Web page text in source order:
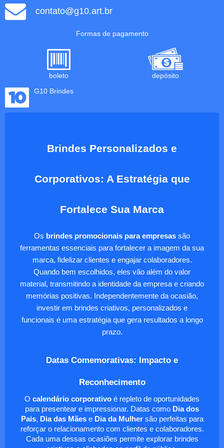
contato@g10.art.br
Formas de pagamento
boleto
depósito
G10 Brindes
Brindes Personalizados e
Corporativos: A Estratégia que
Fortalece Sua Marca
Os brindes promocionais para empresas são
ferramentas essenciais para fortalecer a imagem da sua
marca, fidelizar clientes e engajar colaboradores.
Quando bem escolhidos, eles vão além do valor
material, transmitindo a identidade da empresa e criando
memórias positivas. Independentemente da ocasião,
investir em brindes criativos, personalizados e
funcionais é uma estratégia que gera resultados a longo
prazo.
Datas Comemorativas: Impacto e
Reconhecimento
O calendário corporativo é repleto de oportunidades
para presentear e impressionar. Datas como Dia dos
Pais, Dia das Mãese Dia da Mulhersão perfeitas para
reforçar o relacionamento com clientes e colaboradores.
Cada uma dessas ocasiões permite explorar brindes